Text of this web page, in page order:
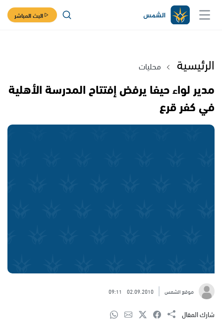
البث المباشر
الرئيسية محليات
مدير لواء حيفا يرفض إفتتاح المدرسة الأهلية
في كفر قرع
موقع الشمس 02.09.2010
09:11
شارك المقال